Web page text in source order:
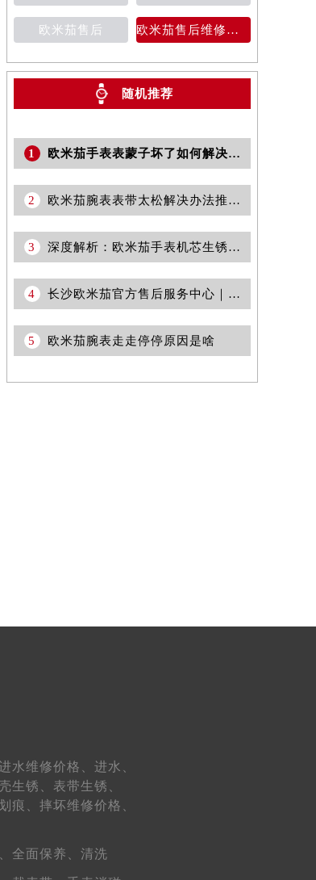
欧米茄售后 欧米茄售后维修保养费用价目表
随机推荐
1 欧米茄手表表蒙子坏了如何解决(专业维修指南与常见问题排查)
2 欧米茄腕表表带太松解决办法推荐（调整技巧与注意事项）
3 深度解析：欧米茄手表机芯生锈修复秘籍，让时光倒流！
4 长沙欧米茄官方售后服务中心｜网点地址与热线权威信息公示（2026年6月更新）
5 欧米茄腕表走走停停原因是啥
水维修价格、 进水、
生锈、 表带生锈、
痕、 摔坏维修价格、
全面保养、 清洗